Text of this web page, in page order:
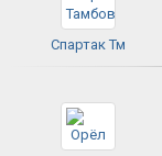
Спартак Тм